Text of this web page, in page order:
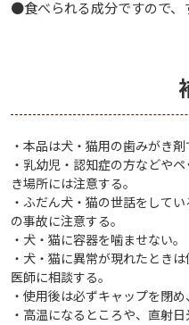
●食べられる成分ですので、
・本品は犬・猫用の歯みがき剤
・乳幼児・認知症の方などや
き場所には注意する。
・ふだん犬・猫の世話をして
の事故に注意する。
・犬・猫に容器を噛ませない。
・犬・猫に異常が現れたとき
医師に相談する。
・使用後は必ずキャップを閉
・高温になるところや、直射